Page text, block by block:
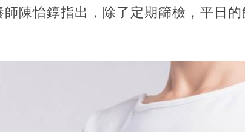
陳怡錞指出，除了定期篩檢，平日